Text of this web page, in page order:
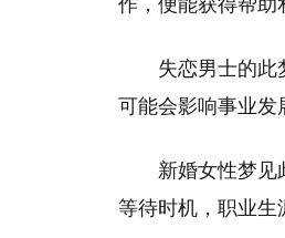
作，便能获得帮助
失恋男士的此
可能会影响事业发
新婚女性梦见
等待时机，职业生